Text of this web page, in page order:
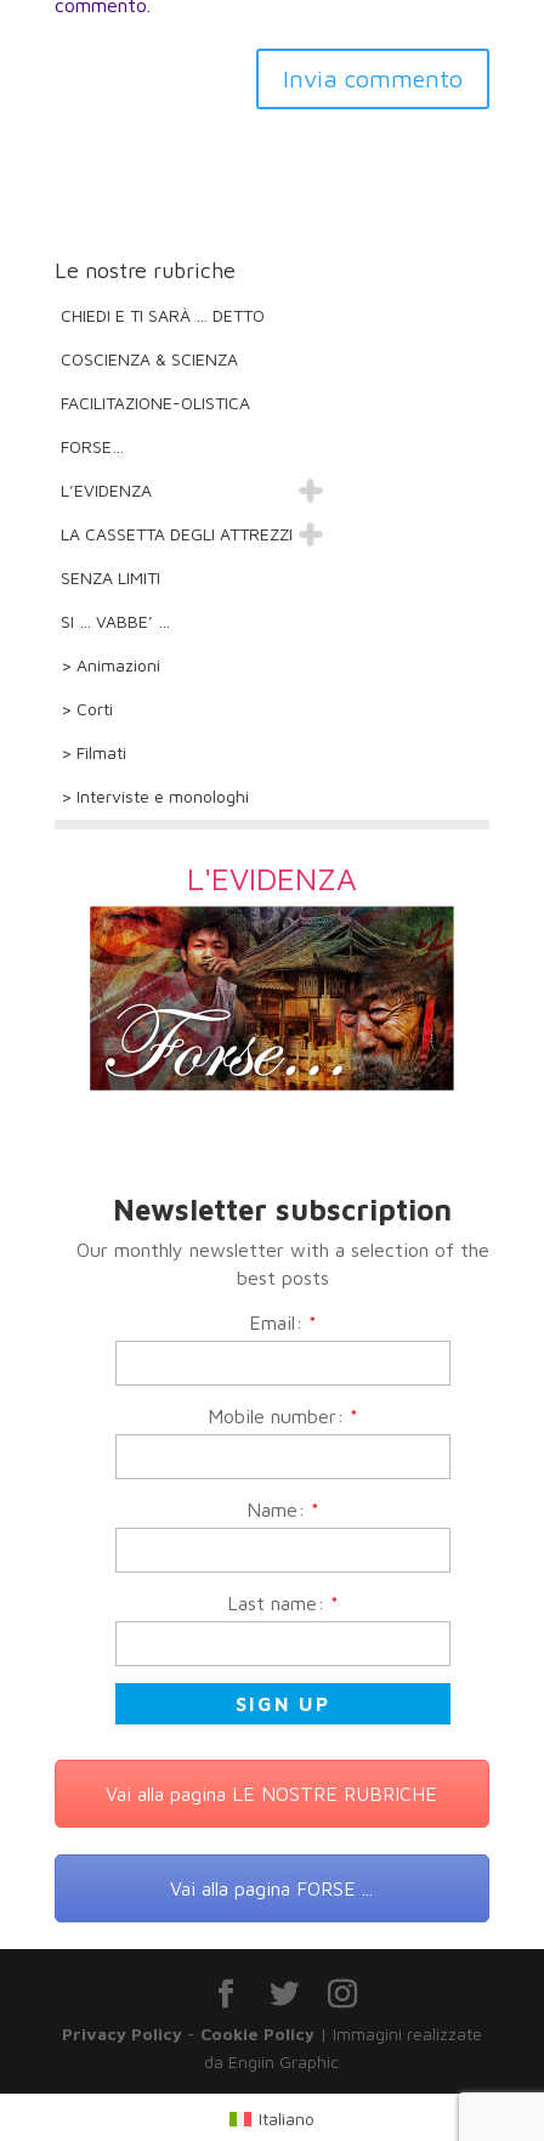
commento.
Invia commento
Le nostre rubriche
CHIEDI E TI SARÀ … DETTO
COSCIENZA & SCIENZA
FACILITAZIONE-OLISTICA
FORSE…
L’EVIDENZA
LA CASSETTA DEGLI ATTREZZI
SENZA LIMITI
SI … VABBE’ …
> Animazioni
> Corti
> Filmati
> Interviste e monologhi
L'EVIDENZA
Newsletter subscription
Our monthly newsletter with a selection of the
best posts
Email: *
Mobile number: *
Name: *
Last name: *
Vai alla pagina LE NOSTRE RUBRICHE
Vai alla pagina FORSE ...
Privacy Policy- Cookie Policy| Immagini realizzate
da Engiin Graphic
Italiano